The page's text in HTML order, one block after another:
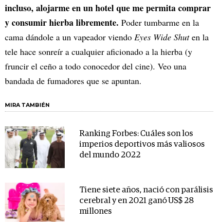
incluso, alojarme en un hotel que me permita comprar
y consumir hierba libremente. Poder tumbarme en la
cama dándole a un vapeador viendo Eyes Wide Shuten la
tele hace sonreír a cualquier aficionado a la hierba (y
fruncir el ceño a todo conocedor del cine). Veo una
bandada de fumadores que se apuntan.
MIRA TAMBIÉN
Ranking Forbes: Cuáles son los
imperios deportivos más valiosos
del mundo 2022
Tiene siete años, nació con parálisis
cerebral y en 2021 ganó US$ 28
millones